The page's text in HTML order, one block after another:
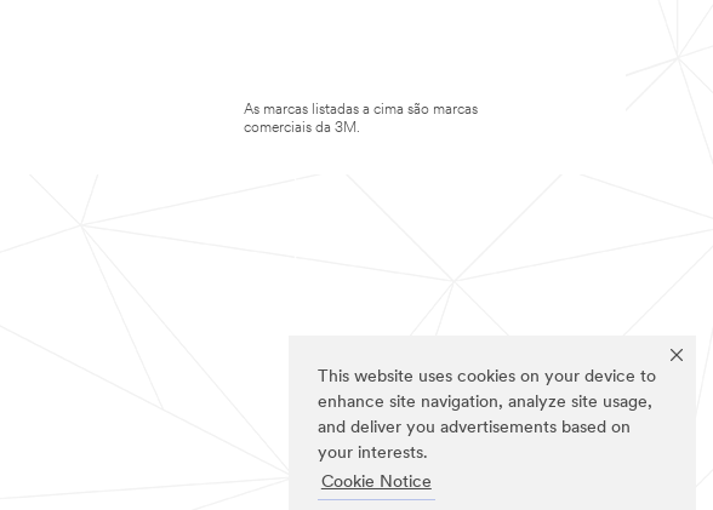
This website uses cookies on your device to
enhance site navigation, analyze site usage,
and deliver you advertisements based on
your interests.
Cookie Notice
As marcas listadas a cima são marcas
comerciais da 3M.